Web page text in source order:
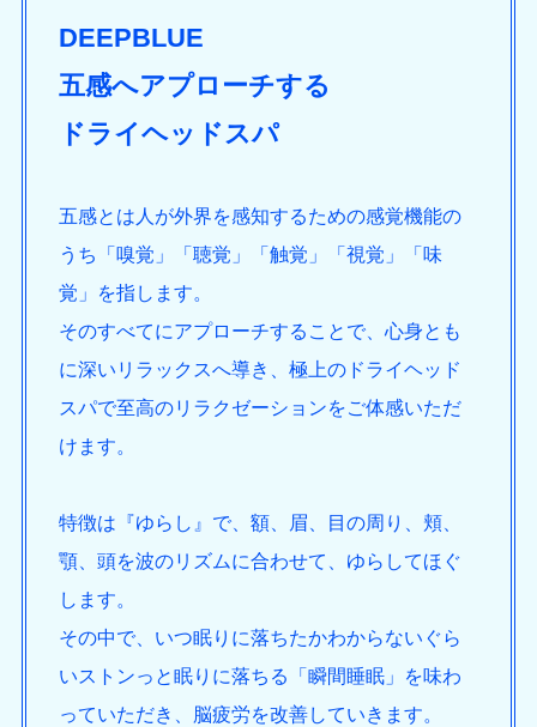
DEEPBLUE
五感へアプローチする
ドライヘッドスパ
五感とは人が外界を感知するための感覚機能の
うち「嗅覚」「聴覚」「触覚」「視覚」「味
覚」を指します。
そのすべてにアプローチすることで、心身とも
に深いリラックスへ導き、極上のドライヘッド
スパで至高のリラクゼーションをご体感いただ
けます。
特徴は『ゆらし』で、額、眉、目の周り、頬、
顎、頭を波のリズムに合わせて、ゆらしてほぐ
します。
その中で、いつ眠りに落ちたかわからないぐら
いストンっと眠りに落ちる「瞬間睡眠」を味わ
っていただき、脳疲労を改善していきます。